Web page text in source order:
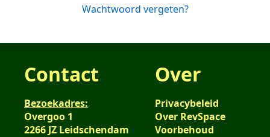
Wachtwoord vergeten?
Contact
Bezoekadres:
Overgoo 1
2266 JZ Leidschendam
Over
Privacybeleid
Over RevSpace
Voorbehoud